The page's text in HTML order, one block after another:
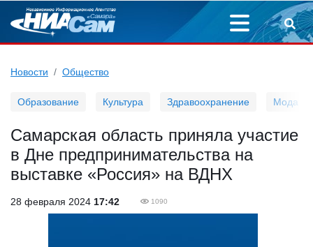
Новости Общество
Образование Культура Здравоохранение Мода
Самарская область приняла участие
в Дне предпринимательства на
выставке «Россия» на ВДНХ
28 февраля 2024 17:42 1090